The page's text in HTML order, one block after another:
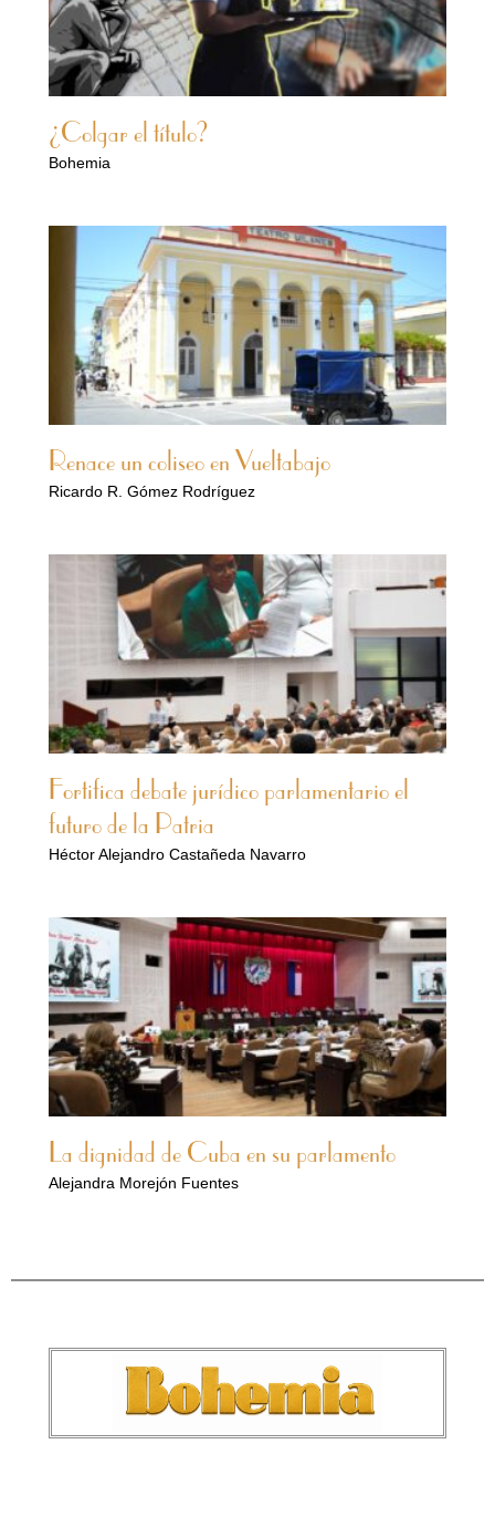
¿Colgar el título?
Bohemia
Renace un coliseo en Vueltabajo
Ricardo R. Gómez Rodríguez
Fortifica debate jurídico parlamentario el
futuro de la Patria
Héctor Alejandro Castañeda Navarro
La dignidad de Cuba en su parlamento
Alejandra Morejón Fuentes